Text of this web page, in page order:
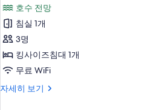
사
진
모
두
보
기
개,
발
코
니
자
세
히
보
지
덴
셜
스
트
호수 전망
침실 1개
3명
킹사이즈침대 1개
무료 WiFi
자세히 보기
프